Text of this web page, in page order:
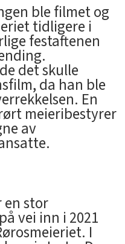
ble filmet og
tidligere i
festaftenen
det skulle
da han ble
En
meieribestyrer
av
en stor
vei inn i 2021
I